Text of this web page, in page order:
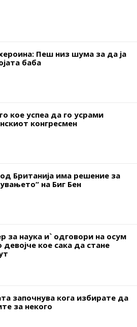
Пеш низ шума за да ја
баба
кое успеа да го усрами
конгресмен
Британија има решение за
на Биг Бен
за наука и` одговори на осум
кое сака да стане
започнува кога избирате да
за некого